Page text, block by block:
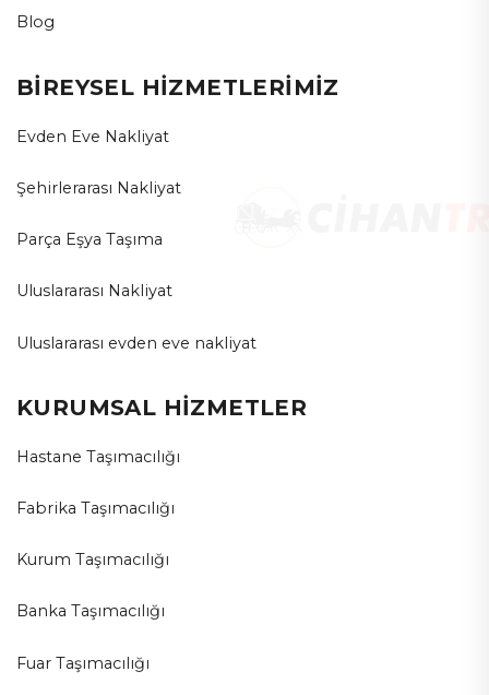
Blog
BİREYSEL HİZMETLERİMİZ
Evden Eve Nakliyat
Şehirlerarası Nakliyat
Parça Eşya Taşıma
Uluslararası Nakliyat
Uluslararası evden eve nakliyat
KURUMSAL HİZMETLER
Hastane Taşımacılığı
Fabrika Taşımacılığı
Kurum Taşımacılığı
Banka Taşımacılığı
Fuar Taşımacılığı